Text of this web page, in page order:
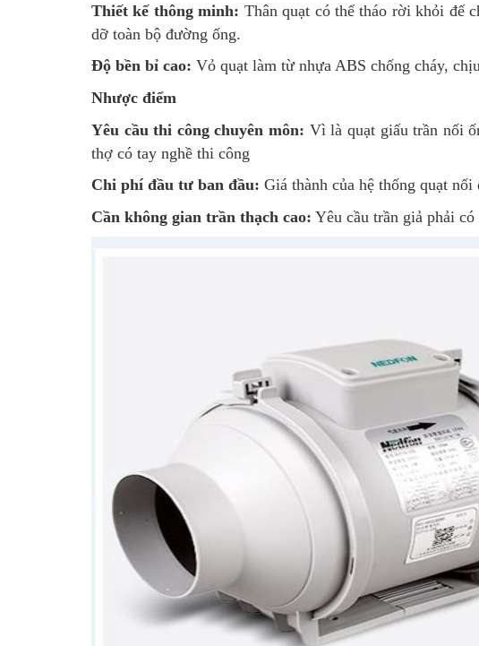
Thiết kế thông minh: Thân quạt có thể tháo rời khỏi đế
dỡ toàn bộ đường ống.
Độ bền bỉ cao: Vỏ quạt làm từ nhựa ABS chống cháy,
Nhược điểm
Yêu cầu thi công chuyên môn: Vì là quạt giấu trần nối
thợ có tay nghề thi công
Chi phí đầu tư ban đầu: Giá thành của hệ thống quạt
Cần không gian trần thạch cao: Yêu cầu trần giả phải